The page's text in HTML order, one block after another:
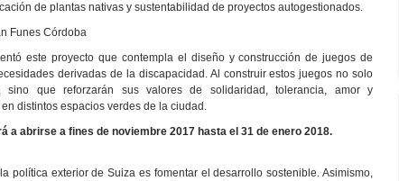
de plantas nativas y sustentabilidad de proyectos autogestionados.
Funes Córdoba
este proyecto que contempla el diseño y construcción de juegos de
derivadas de la discapacidad. Al construir estos juegos no solo
sino que reforzarán sus valores de solidaridad, tolerancia, amor y
distintos espacios verdes de la ciudad.
a abrirse a fines de noviembre 2017 hasta el 31 de enero 2018.
política exterior de Suiza es fomentar el desarrollo sostenible. Asimismo,